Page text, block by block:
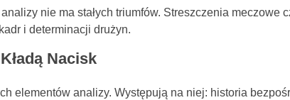
nie ma stałych triumfów. Streszczenia meczowe
i determinacji drużyn.
Nacisk
elementów analizy. Występują na niej: historia